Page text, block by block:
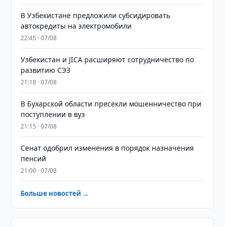
В Узбекистане предложили субсидировать
автокредиты на электромобили
22:45 · 07/08
Узбекистан и JICA расширяют сотрудничество по
развитию СЭЗ
21:18 · 07/08
В Бухарской области пресекли мошенничество при
поступлении в вуз
21:15 · 07/08
Сенат одобрил изменения в порядок назначения
пенсий
21:00 · 07/08
Больше новостей →